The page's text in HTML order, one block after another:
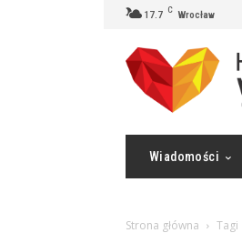
17.7 C Wrocław
Wiadomości
Strona główna Tagi